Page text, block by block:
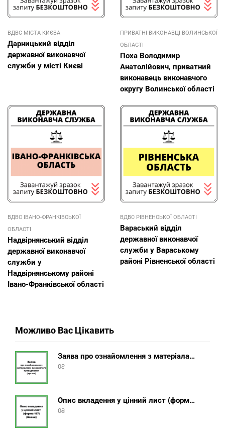
ВДВС МІСТА КИЄВА
Дарницький відділ
державної виконавчої
служби у місті Києві
ПРИВАТНІ ВИКОНАВЦІ ВОЛИНСЬКОЇ
ОБЛАСТІ
Поха Володимир
Анатолійович, приватний
виконавець виконавчого
округу Волинської області
ВДВС ІВАНО-ФРАНКІВСЬКОЇ
ОБЛАСТІ
Надвірнянський відділ
державної виконавчої
служби у
Надвірнянському районі
Івано-Франківської області
ВДВС РІВНЕНСЬКОЇ ОБЛАСТІ
Вараський відділ
державної виконавчої
служби у Вараському
районі Рівненської області
Можливо Вас Цікавить
Заява про ознайомлення з матеріалами виконавчого провадження (зразок, шаблон 2025 року)
0₴
Опис вкладення у цінний лист (форма 107) + інструкція відправлення цінного листа з описом вкладення
0₴